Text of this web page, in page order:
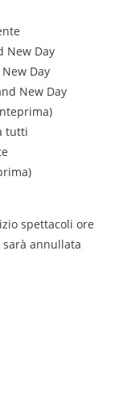
New Day
Day
New Day
tutti
spettacoli ore
sarà annullata